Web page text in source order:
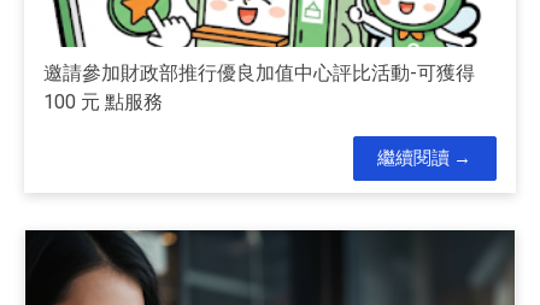
邀請參加財政部推行優良加值中心評比活動-可獲得
100 元 點服務
繼續閱讀